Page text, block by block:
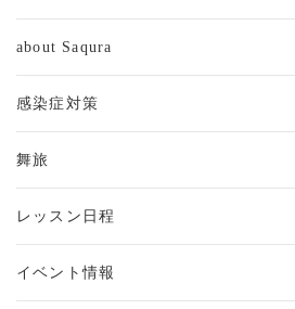
about Saqura
感染症対策
舞旅
レッスン日程
イベント情報